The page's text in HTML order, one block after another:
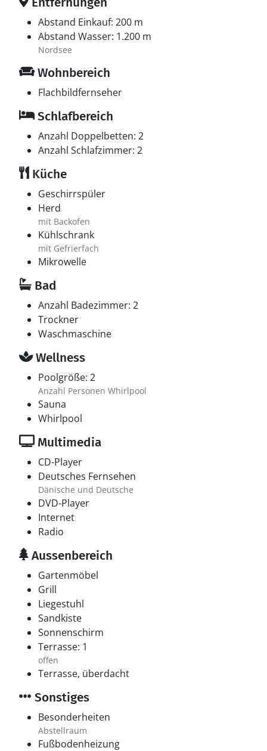
Abstand Einkauf: 200 m
Abstand Wasser: 1.200 m
Nordsee
Wohnbereich
Flachbildfernseher
Schlafbereich
Anzahl Doppelbetten: 2
Anzahl Schlafzimmer: 2
Küche
Geschirrspüler
Herd
mit Backofen
Kühlschrank
mit Gefrierfach
Mikrowelle
Bad
Anzahl Badezimmer: 2
Trockner
Waschmaschine
Wellness
Poolgröße: 2
Anzahl Personen Whirlpool
Sauna
Whirlpool
Multimedia
CD-Player
Deutsches Fernsehen
Dänische und Deutsche
DVD-Player
Internet
Radio
Aussenbereich
Gartenmöbel
Grill
Liegestuhl
Sandkiste
Sonnenschirm
Terrasse: 1
offen
Terrasse, überdacht
Sonstiges
Besonderheiten
Abstellraum
Fußbodenheizung